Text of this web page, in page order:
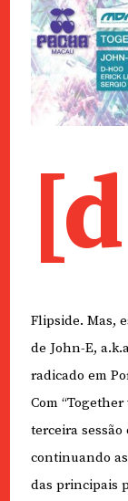
[d
Flipside. Mas,
de John-E,
radicado em
Com
terceira
continuando
das principais